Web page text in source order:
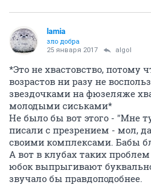
lamia
зло добра
25 января 2017 аlgоl
*Это не хвастовство, потому
возрастов ни разу не
звездочками на фюзеляже
молодыми сиськами*
Не было бы вот этого - "Мне
писали с презрением - мол,
своими комплексами. Бабы
А вот в клубах таких
юбок выпрыгивают
звучало бы правдоподобнее.